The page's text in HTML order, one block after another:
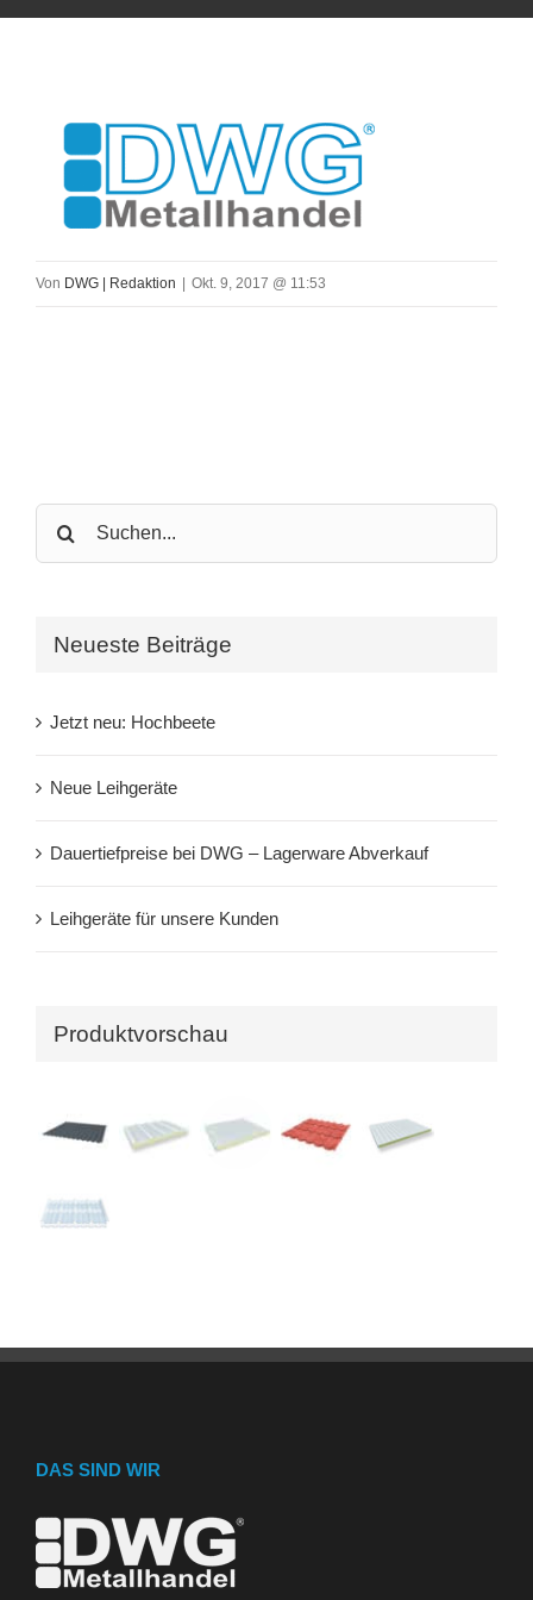
Von DWG | Redaktion | Okt. 9, 2017 @ 11:53
Search
for:
Neueste Beiträge
Jetzt neu: Hochbeete
Neue Leihgeräte
Dauertiefpreise bei DWG – Lagerware Abverkauf
Leihgeräte für unsere Kunden
Produktvorschau
DAS SIND WIR